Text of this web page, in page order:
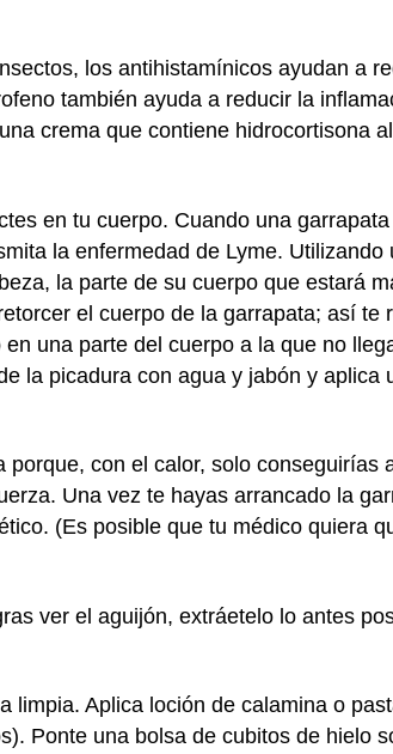
los antihistamínicos ayudan a
también ayuda a reducir la
crema que contiene hidrocortisona
en tu cuerpo. Cuando una
la enfermedad de Lyme.
la parte de su cuerpo que estará
el cuerpo de la garrapata; así te
una parte del cuerpo a la que no
la picadura con agua y jabón y aplica
con el calor, solo conseguirías
Una vez te hayas arrancado la
(Es posible que tu médico quiera
ver el aguijón, extráetelo lo antes
limpia. Aplica loción de calamina o
Ponte una bolsa de cubitos de hielo